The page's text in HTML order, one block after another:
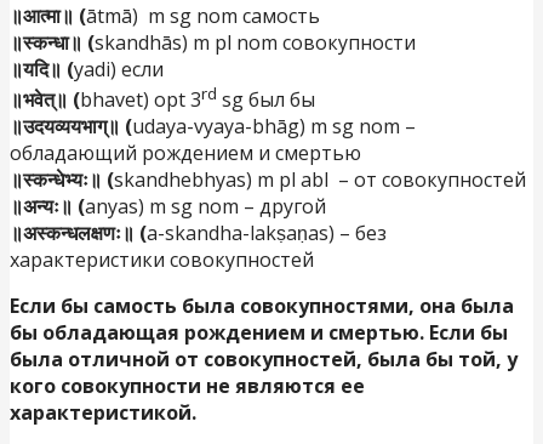
॥आत्मा॥ (ātmā) m sg nom самость
॥स्कन्धा॥ (skandhās) m pl nom совокупности
॥यदि॥ (yadi) если
॥भवेत्॥ (bhavet) opt 3rd sg был бы
॥उदयव्ययभाग्॥ (udaya-vyaya-bhāg) m sg nom –
обладающий рождением и смертью
॥स्कन्धेभ्यः॥ (skandhebhyas) m pl abl – от совокупностей
॥अन्यः॥ (anyas) m sg nom – другой
॥अस्कन्धलक्षणः॥ (a-skandha-lakṣaṇas) – без
характеристики совокупностей
Если бы самость была совокупностями, она была
бы обладающая рождением и смертью. Если бы
была отличной от совокупностей, была бы той, у
кого совокупности не являются ее
характеристикой.